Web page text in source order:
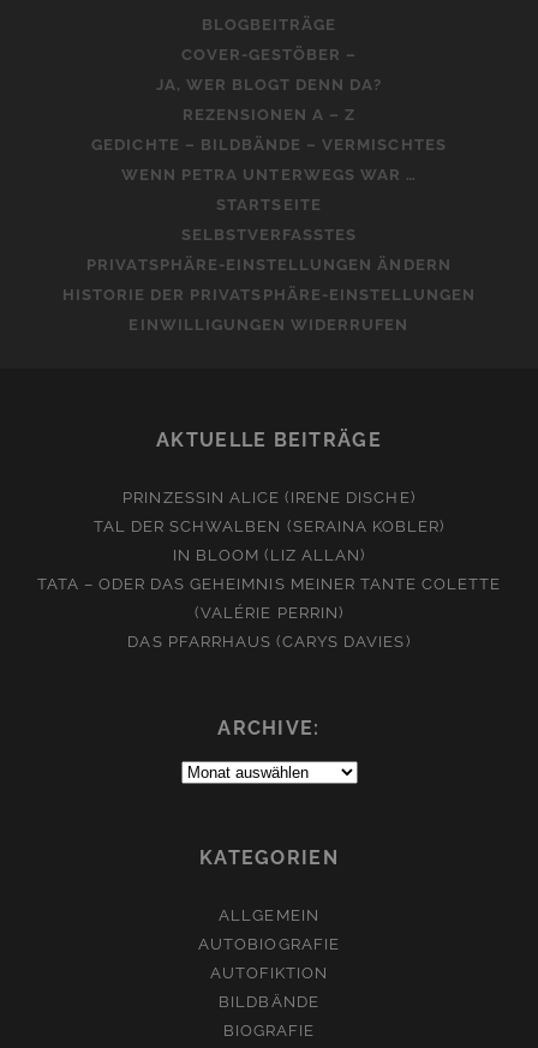
BLOGBEITRÄGE
COVER-GESTÖBER –
JA, WER BLOGT DENN DA?
REZENSIONEN A – Z
GEDICHTE – BILDBÄNDE – VERMISCHTES
WENN PETRA UNTERWEGS WAR …
STARTSEITE
SELBSTVERFASSTES
PRIVATSPHÄRE-EINSTELLUNGEN ÄNDERN
HISTORIE DER PRIVATSPHÄRE-EINSTELLUNGEN
EINWILLIGUNGEN WIDERRUFEN
AKTUELLE BEITRÄGE
PRINZESSIN ALICE (IRENE DISCHE)
TAL DER SCHWALBEN (SERAINA KOBLER)
IN BLOOM (LIZ ALLAN)
TATA – ODER DAS GEHEIMNIS MEINER TANTE COLETTE
(VALÉRIE PERRIN)
DAS PFARRHAUS (CARYS DAVIES)
ARCHIVE:
Archive:
KATEGORIEN
ALLGEMEIN
AUTOBIOGRAFIE
AUTOFIKTION
BILDBÄNDE
BIOGRAFIE